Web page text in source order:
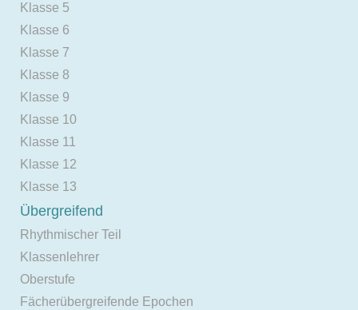
Klasse 5
Klasse 6
Klasse 7
Klasse 8
Klasse 9
Klasse 10
Klasse 11
Klasse 12
Klasse 13
Übergreifend
Rhythmischer Teil
Klassenlehrer
Oberstufe
Fächerübergreifende Epochen